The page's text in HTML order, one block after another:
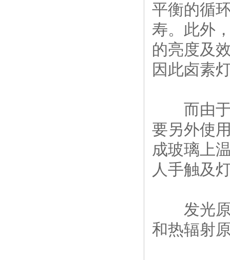
平衡的循
寿。此外
的亮度及
因此卤素
而由于
要另外使
成玻璃上
人手触及
发光原
和热辐射